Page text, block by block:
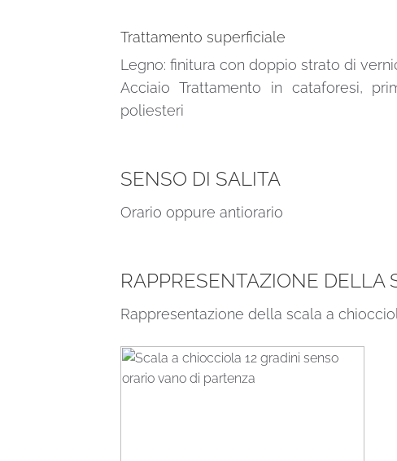
Trattamento superficiale
Legno: finitura con doppio strato di
Acciaio Trattamento in cataforesi,
poliesteri
SENSO DI SALITA
Orario oppure antiorario
RAPPRESENTAZIONE DELLA
Rappresentazione della scala a